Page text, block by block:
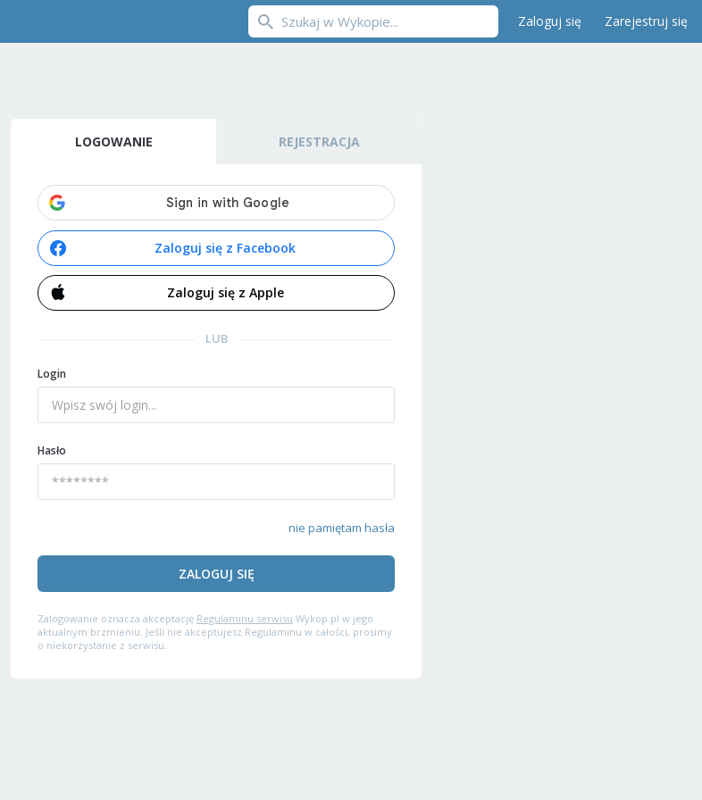
Zaloguj się Zarejestruj się
LOGOWANIE REJESTRACJA
Zaloguj się z Facebook
Zaloguj się z Apple
LUB
Login
Hasło
nie pamiętam hasła
ZALOGUJ SIĘ
Zalogowanie oznacza akceptację Regulaminu serwisu Wykop.pl w jego
aktualnym brzmieniu. Jeśli nie akceptujesz Regulaminu w całości, prosimy
o niekorzystanie z serwisu.